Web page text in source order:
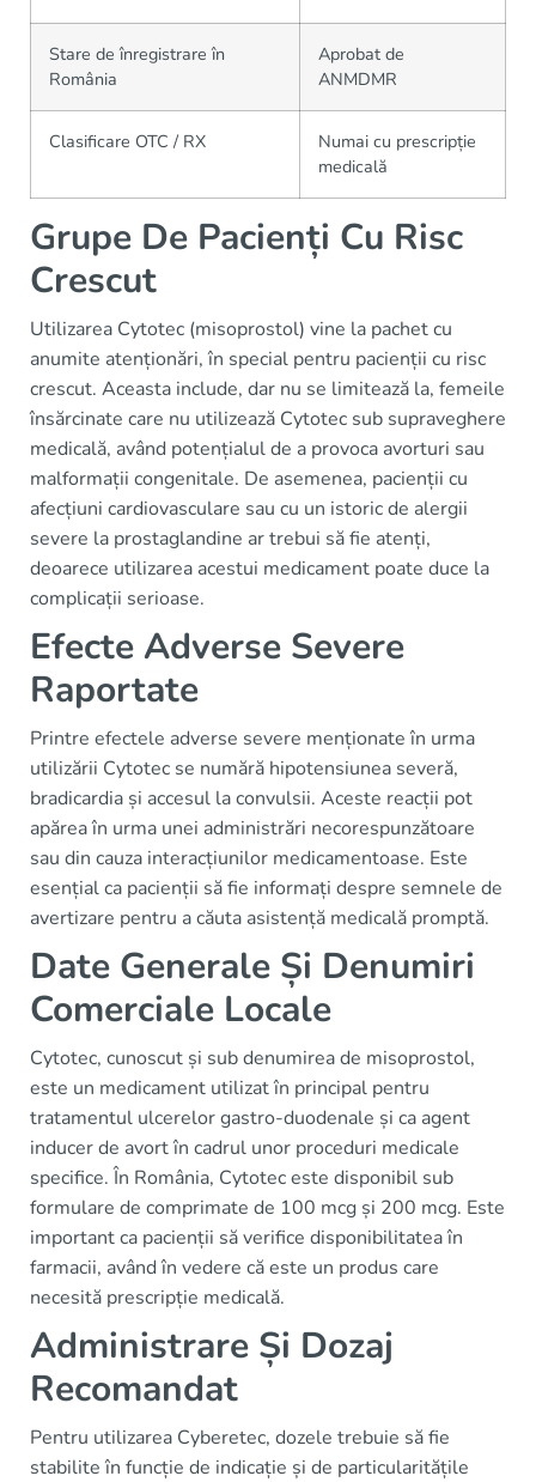
Stare de înregistrare în
România
Aprobat de
ANMDMR
Clasificare OTC / RX
Numai cu prescripție
medicală
Grupe De Pacienți Cu Risc
Crescut
Utilizarea Cytotec (misoprostol) vine la pachet cu
anumite atenționări, în special pentru pacienții cu risc
crescut. Aceasta include, dar nu se limitează la, femeile
însărcinate care nu utilizează Cytotec sub supraveghere
medicală, având potențialul de a provoca avorturi sau
malformații congenitale. De asemenea, pacienții cu
afecțiuni cardiovasculare sau cu un istoric de alergii
severe la prostaglandine ar trebui să fie atenți,
deoarece utilizarea acestui medicament poate duce la
complicații serioase.
Efecte Adverse Severe
Raportate
Printre efectele adverse severe menționate în urma
utilizării Cytotec se numără hipotensiunea severă,
bradicardia și accesul la convulsii. Aceste reacții pot
apărea în urma unei administrări necorespunzătoare
sau din cauza interacțiunilor medicamentoase. Este
esențial ca pacienții să fie informați despre semnele de
avertizare pentru a căuta asistență medicală promptă.
Date Generale Și Denumiri
Comerciale Locale
Cytotec, cunoscut și sub denumirea de misoprostol,
este un medicament utilizat în principal pentru
tratamentul ulcerelor gastro-duodenale și ca agent
inducer de avort în cadrul unor proceduri medicale
specifice. În România, Cytotec este disponibil sub
formulare de comprimate de 100 mcg și 200 mcg. Este
important ca pacienții să verifice disponibilitatea în
farmacii, având în vedere că este un produs care
necesită prescripție medicală.
Administrare Și Dozaj
Recomandat
Pentru utilizarea Cyberetec, dozele trebuie să fie
stabilite în funcție de indicație și de particularitățile